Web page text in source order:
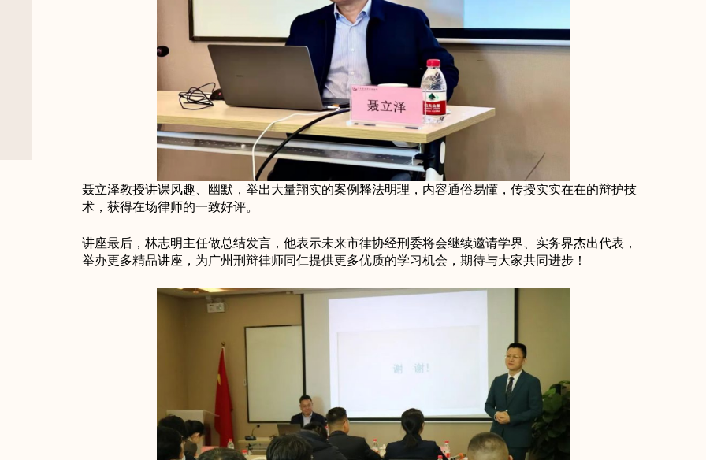
聂立泽教授讲课风趣、幽默，举出大量翔实的案例释法明理，内容通俗易懂，传授实实在在的辩护技
术，获得在场律师的一致好评。
讲座最后，林志明主任做总结发言，他表示未来市律协经刑委将会继续邀请学界、实务界杰出代表，
举办更多精品讲座，为广州刑辩律师同仁提供更多优质的学习机会，期待与大家共同进步！